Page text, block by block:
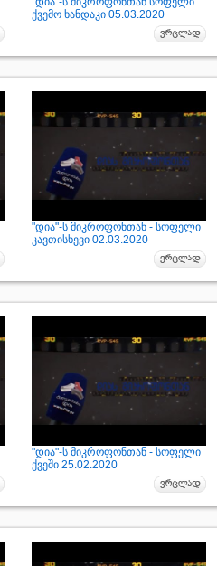
ქვემო ხანდაკი 05.03.2020
"დია"-ს მიკროფონთან - სოფელი
კავთისხევი 02.03.2020
"დია"-ს მიკროფონთან - სოფელი
ქვეში 25.02.2020